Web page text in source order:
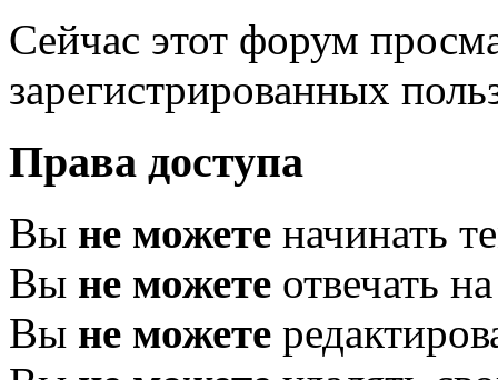
Сейчас этот форум
зарегистрированных
Права доступа
Вы не можете начинать
Вы не можете отвечать
Вы не можете